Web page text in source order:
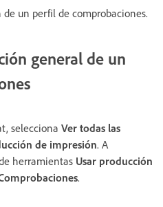
un perfil de comprobaciones.
general de un
selecciona Ver todas las
de impresión. A
herramientas Usar producción
.